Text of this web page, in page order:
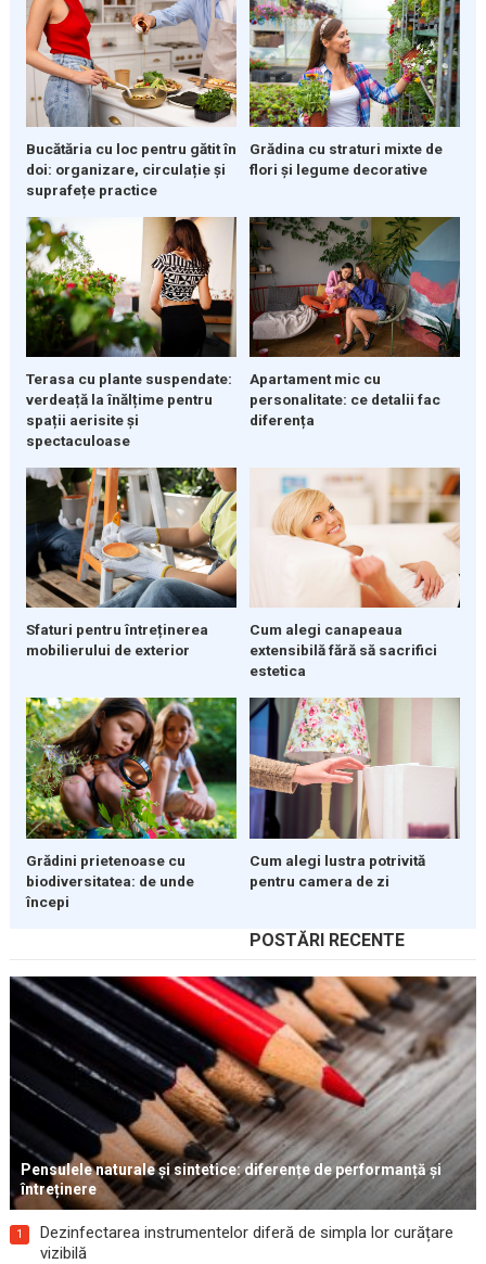
Bucătăria cu loc pentru gătit în
doi: organizare, circulație și
suprafețe practice
Grădina cu straturi mixte de
flori și legume decorative
Terasa cu plante suspendate:
verdeață la înălțime pentru
spații aerisite și
spectaculoase
Apartament mic cu
personalitate: ce detalii fac
diferența
Sfaturi pentru întreținerea
mobilierului de exterior
Cum alegi canapeaua
extensibilă fără să sacrifici
estetica
Grădini prietenoase cu
biodiversitatea: de unde
începi
Cum alegi lustra potrivită
pentru camera de zi
POSTĂRI RECENTE
Pensulele naturale și sintetice: diferențe de performanță și
întreținere
1
Dezinfectarea instrumentelor diferă de simpla lor curățare
vizibilă